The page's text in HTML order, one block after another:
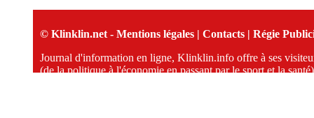
© Klinklin.net - Mentions légales | Contacts | Régie
Journal d'information en ligne, Klinklin.info offre à ses
(de la politique à l'économie en passant par le sport et la